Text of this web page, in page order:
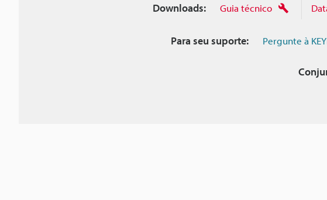
Downloads: Guia técnico
Para seu suporte: Pergunte à